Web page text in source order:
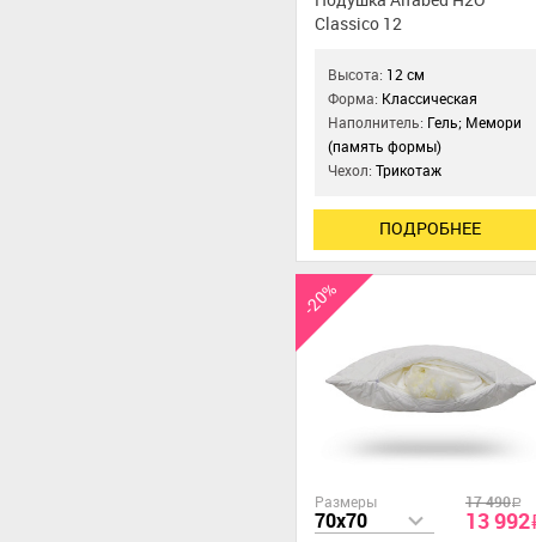
Classico 12
Высота: 12 см
Форма: Классическая
Наполнитель: Гель; Мемори
(память формы)
Чехол:Трикотаж
ПОДРОБНЕЕ
-20%
Размеры
70x70
17 490a
13 992